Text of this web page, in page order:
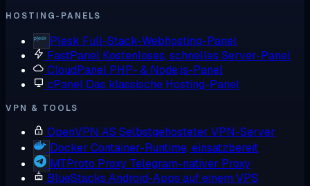
HOSTING-PANELS
Plesk Full-Stack-Webhosting-Panel
FastPanel Kostenloses, schnelles Server-Panel
CloudPanel PHP- & Node.js-Panel
cPanel Das klassische Hosting-Panel
VPN & TOOLS
OpenVPN AS Selbstgehosteter VPN-Server
Docker Container-Runtime, einsatzbereit
MTProto Proxy Telegram-nativer Proxy
BlueStacks Android-Apps auf einem VPS